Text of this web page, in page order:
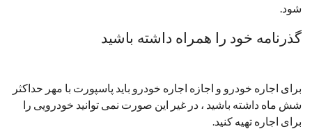
شود.
گذرنامه خود را همراه داشته باشید
برای اجاره خودرو و اجازه اجاره خودرو باید پاسپورت با مهر حداکثر
شش ماه داشته باشید ، در غیر این صورت نمی توانید خودرویی را
برای اجاره تهیه کنید.